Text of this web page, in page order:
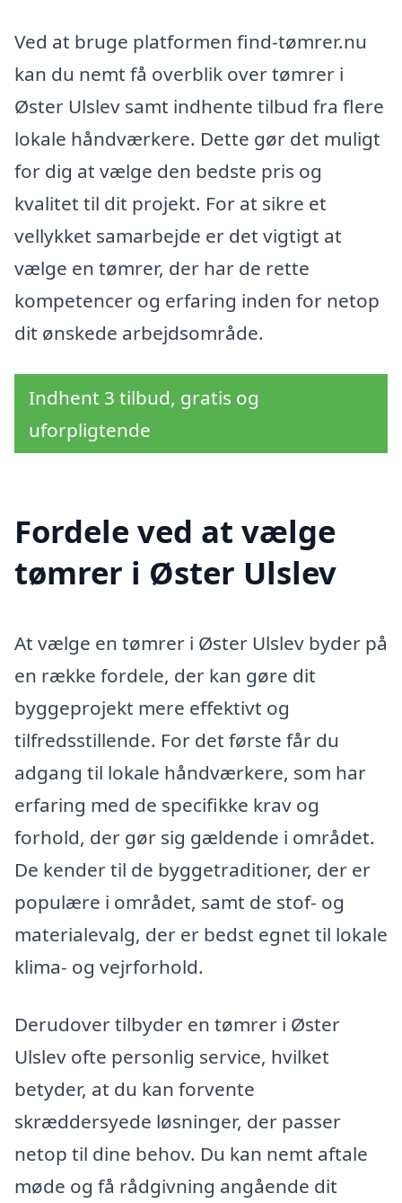
Ved at bruge platformen find-tømrer.nu
kan du nemt få overblik over tømrer i
Øster Ulslev samt indhente tilbud fra flere
lokale håndværkere. Dette gør det muligt
for dig at vælge den bedste pris og
kvalitet til dit projekt. For at sikre et
vellykket samarbejde er det vigtigt at
vælge en tømrer, der har de rette
kompetencer og erfaring inden for netop
dit ønskede arbejdsområde.
Indhent 3 tilbud, gratis og
uforpligtende
Fordele ved at vælge
tømrer i Øster Ulslev
At vælge en tømrer i Øster Ulslev byder på
en række fordele, der kan gøre dit
byggeprojekt mere effektivt og
tilfredsstillende. For det første får du
adgang til lokale håndværkere, som har
erfaring med de specifikke krav og
forhold, der gør sig gældende i området.
De kender til de byggetraditioner, der er
populære i området, samt de stof- og
materialevalg, der er bedst egnet til lokale
klima- og vejrforhold.
Derudover tilbyder en tømrer i Øster
Ulslev ofte personlig service, hvilket
betyder, at du kan forvente
skræddersyede løsninger, der passer
netop til dine behov. Du kan nemt aftale
møde og få rådgivning angående dit